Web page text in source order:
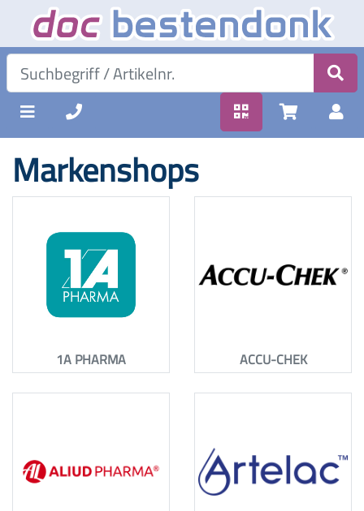
Markenshops
1A PHARMA ACCU-CHEK